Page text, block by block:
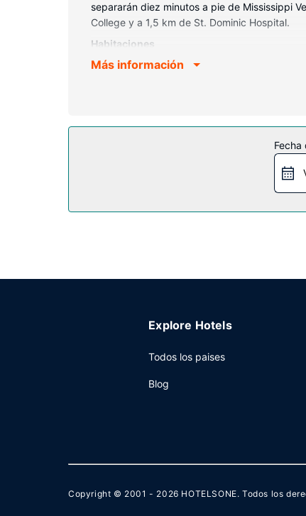
separarán diez minutos a pie de Mississippi
College y a 1,5 km de St. Dominic Hospital.
Habitaciones
Reserva una de las 125 habitaciones con
Elige entre las numerosas instalaciones
Internet wifi gratis, una zona para barbacoas
El desayuno para llevar gratuito se ofrece
Más información
Fecha
Explore Hotels
Todos los paises
Blog
Copyright © 2001 - 2026 HOTELSONE. Todos los